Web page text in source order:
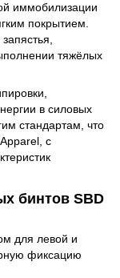
иммобилизации
покрытием.
тяжёлых
в силовых
стандартам, что
с
бинтов SBD
для левой и
фиксацию